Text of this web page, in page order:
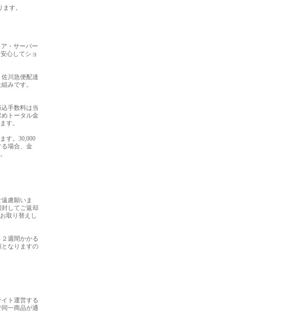
す。
・サーバー
心してショ
川急便配達
みです。
手数料は当
トータル金
す。
す。30,000
場合、金
慮願いま
してご返却
取り替えし
週間かかる
なりますの
ト運営する
一商品が通